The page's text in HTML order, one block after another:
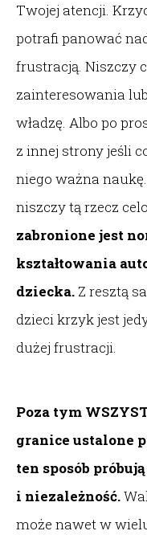
Twojej atencji.
potrafi panować
frustracją. Niszczy
zainteresowania
władzę. Albo po
z innej strony jeśli
niego ważna
niszczy tą rzecz
zabronione jest
kształtowania
dziecka. Z resztą
dzieci krzyk jest
dużej frustracji.
Poza tym
granice ustalone
ten sposób
i niezależność.
może nawet w